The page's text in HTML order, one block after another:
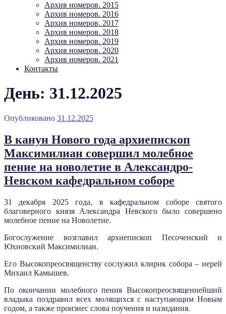
Архив номеров. 2015
Архив номеров. 2016
Архив номеров. 2017
Архив номеров. 2018
Архив номеров. 2019
Архив номеров. 2020
Архив номеров. 2021
Контакты
День: 31.12.2025
Опубликовано 31.12.2025
В канун Нового года архиепископ
Максимилиан совершил молебное
пение на новолетие в Александро-
Невском кафедральном соборе
31 декабря 2025 года, в кафедральном соборе святого
благоверного князя Александра Невского было совершено
молебное пение на Новолетие.
Богослужение возглавил архиепископ Песоченский и
Юхновский Максимилиан.
Его Высокопреосвященству сослужил клирик собора – иерей
Михаил Камышев.
По окончании молебного пения Высокопреосвященнейший
владыка поздравил всех молящихся с наступающим Новым
годом, а также произнес слова поучения и назидания.